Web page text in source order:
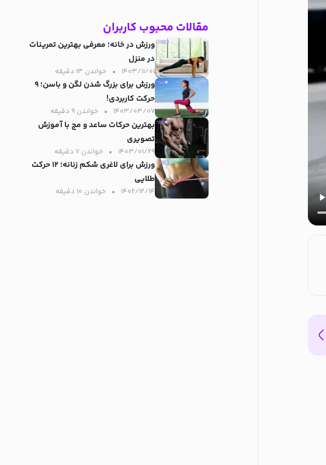
مقالات محبوب کاربران
ورزش در خانه؛ معرفی بهترین تمرینات
در منزل
۱۴۰۳/۱۱/۰۱ خواندن ۱۳ دقیقه‌
ورزش برای بزرگ شدن لگن و باسن؛ ۹
حرکت کاربردی!
۱۴۰۳/۰۳/۰۷ خواندن ۹ دقیقه‌
بهترین حرکات ساعد و مچ با آموزش
تصویری
۱۴۰۳/۰۱/۲۹ خواندن ۷ دقیقه‌
ورزش برای لاغری شکم زنانه؛ ۱۲ حرکت
طلایی
۱۴۰۲/۱۲/۱۴ خواندن ۱۰ دقیقه‌